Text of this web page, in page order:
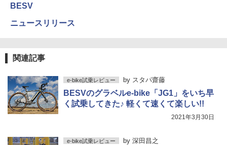
BESV
ニュースリリース
関連記事
e-bike試乗レビュー by スタパ齋藤
BESVのグラベルe-bike「JG1」をいち早
く試乗してきた♪ 軽くて速くて楽しい!!
2021年3月30日
e-bike試乗レビュー by 深田昌之